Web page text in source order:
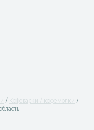
Кофеварки / кофемолки